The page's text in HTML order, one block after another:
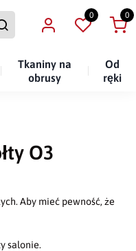
0 0
Tkaniny na
obrusy
Od
ręki
O3
Aby mieć pewność, że
salonie.